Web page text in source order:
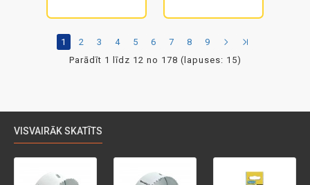
1 2 3 4 5 6 7 8
9
Parādīt 1 līdz 12 no 178 (lapuses: 15)
VISVAIRĀK SKATĪTS